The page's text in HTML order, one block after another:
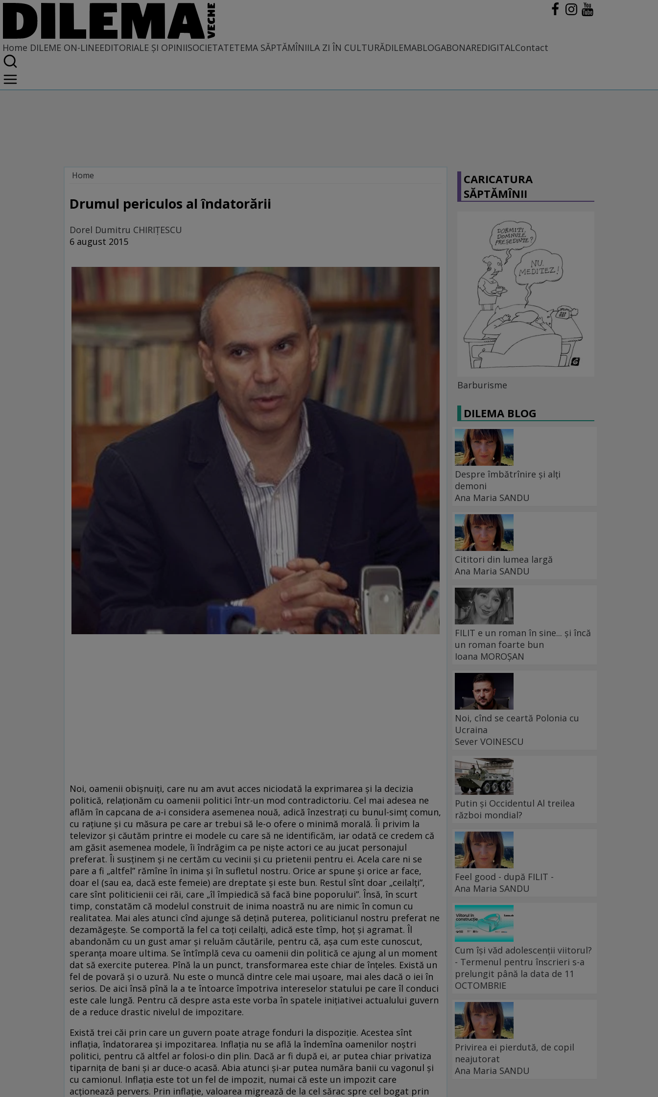
Home DILEME ON-LINEEDITORIALE ȘI OPINIISOCIETATETEMA SĂPTĂMÎNIILA ZI ÎN CULTURĂDILEMABLOGABONAREDIGITALContact
Home
Drumul periculos al îndatorării
Dorel Dumitru CHIRIŢESCU
6 august 2015
Noi, oamenii obişnuiţi, care nu am avut acces niciodată la exprimarea şi la decizia
politică, relaţionăm cu oamenii politici într-un mod contradictoriu. Cel mai adesea ne
aflăm în capcana de a-i considera asemenea nouă, adică înzestraţi cu bunul-simţ comun,
cu raţiune şi cu măsura pe care ar trebui să le-o ofere o minimă morală. Îi privim la
televizor şi căutăm printre ei modele cu care să ne identificăm, iar odată ce credem că
am găsit asemenea modele, îi îndrăgim ca pe nişte actori ce au jucat personajul
preferat. Îi susţinem şi ne certăm cu vecinii şi cu prietenii pentru ei. Acela care ni se
pare a fi „altfel” rămîne în inima şi în sufletul nostru. Orice ar spune şi orice ar face,
doar el (sau ea, dacă este femeie) are dreptate şi este bun. Restul sînt doar „ceilalţi”,
care sînt politicienii cei răi, care „îl împiedică să facă bine poporului”. Însă, în scurt
timp, constatăm că modelul construit de inima noastră nu are nimic în comun cu
realitatea. Mai ales atunci cînd ajunge să deţină puterea, politicianul nostru preferat ne
dezamăgeşte. Se comportă la fel ca toţi ceilalţi, adică este tîmp, hoţ şi agramat. Îl
abandonăm cu un gust amar şi reluăm căutările, pentru că, aşa cum este cunoscut,
speranţa moare ultima. Se întîmplă ceva cu oamenii din politică ce ajung al un moment
dat să exercite puterea. Pînă la un punct, transformarea este chiar de înţeles. Există un
fel de povară şi o uzură. Nu este o muncă dintre cele mai uşoare, mai ales dacă o iei în
serios. De aici însă pînă la a te întoarce împotriva intereselor statului pe care îl conduci
este cale lungă. Pentru că despre asta este vorba în spatele iniţiativei actualului guvern
de a reduce drastic nivelul de impozitare.
Există trei căi prin care un guvern poate atrage fonduri la dispoziţie. Acestea sînt
inflaţia, îndatorarea şi impozitarea. Inflaţia nu se află la îndemîna oamenilor noştri
politici, pentru că altfel ar folosi-o din plin. Dacă ar fi după ei, ar putea chiar privatiza
tiparniţa de bani şi ar duce-o acasă. Abia atunci şi-ar putea număra banii cu vagonul şi
cu camionul. Inflaţia este tot un fel de impozit, numai că este un impozit care
acţionează pervers. Prin inflaţie, valoarea migrează de la cel sărac spre cel bogat prin
CARICATURA
SĂPTĂMÎNII
Barburisme
DILEMA BLOG
Despre îmbătrînire și alți
demoni
Ana Maria SANDU
Cititori din lumea largă
Ana Maria SANDU
FILIT e un roman în sine... și încă
un roman foarte bun
Ioana MOROȘAN
Noi, cînd se ceartă Polonia cu
Ucraina
Sever VOINESCU
Putin și Occidentul Al treilea
război mondial?
Feel good - după FILIT -
Ana Maria SANDU
Cum își văd adolescenții viitorul?
- Termenul pentru înscrieri s-a
prelungit până la data de 11
OCTOMBRIE
Privirea ei pierdută, de copil
neajutorat
Ana Maria SANDU